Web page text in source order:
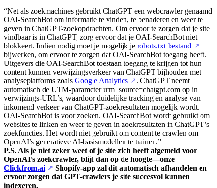
“Net als zoekmachines gebruikt ChatGPT een webcrawler genaamd
OAI-SearchBot om informatie te vinden, te benaderen en weer te
geven in ChatGPT-zoekopdrachten. Om ervoor te zorgen dat je site
vindbaar is in ChatGPT, zorg ervoor dat je OAI-SearchBot niet
blokkeert. Indien nodig moet je mogelijk je robots.txt-bestand ↗
bijwerken, om ervoor te zorgen dat OAI-SearchBot toegang heeft.
Uitgevers die OAI-SearchBot toestaan toegang te krijgen tot hun
content kunnen verwijzingsverkeer van ChatGPT bijhouden met
analyseplatforms zoals Google Analytics ↗ . ChatGPT neemt
automatisch de UTM-parameter utm_source=chatgpt.com op in
verwijzings-URL’s, waardoor duidelijke tracking en analyse van
inkomend verkeer van ChatGPT-zoekresultaten mogelijk wordt.
OAI-SearchBot is voor zoeken. OAI-SearchBot wordt gebruikt om
websites te linken en weer te geven in zoekresultaten in ChatGPT’s
zoekfuncties. Het wordt niet gebruikt om content te crawlen om
OpenAI’s generatieve AI-basismodellen te trainen.”
P.S. Als je niet zeker weet of je site zich heeft afgemeld voor
OpenAI’s zoekcrawler, blijf dan op de hoogte—onze
Clickfrom.ai ↗ Shopify-app zal dit automatisch afhandelen en
ervoor zorgen dat GPT-crawlers je site succesvol kunnen
indexeren.